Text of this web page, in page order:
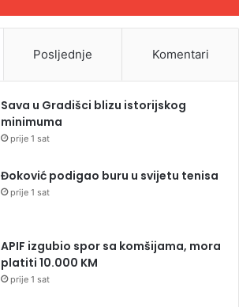
Posljednje Komentari
Sava u Gradišci blizu istorijskog
minimuma
prije 1 sat
Đoković podigao buru u svijetu tenisa
prije 1 sat
APIF izgubio spor sa komšijama, mora
platiti 10.000 KM
prije 1 sat